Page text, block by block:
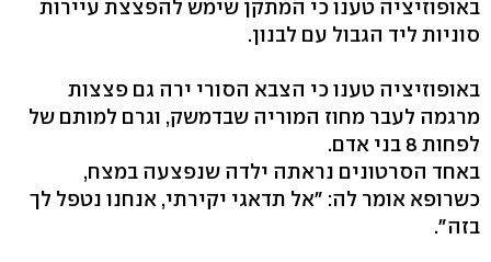
באופוזיציה טענו כי המתקן שימש להפצצת עיירות
סוניות ליד הגבול עם לבנון.
באופוזיציה טענו כי הצבא הסורי ירה גם פצצות
מרגמה לעבר מחוז המוריה שבדמשק, וגרם למותם של
לפחות 8 בני אדם.
באחד הסרטונים נראתה ילדה שנפצעה במצח,
כשרופא אומר לה: "אל תדאגי יקירתי, אנחנו נטפל לך
בזה".